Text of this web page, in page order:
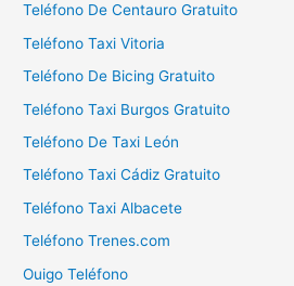
:
Teléfono De Centauro Gratuito
Teléfono Taxi Vitoria
Teléfono De Bicing Gratuito
Teléfono Taxi Burgos Gratuito
Teléfono De Taxi León
Teléfono Taxi Cádiz Gratuito
Teléfono Taxi Albacete
Teléfono Trenes.com
Ouigo Teléfono